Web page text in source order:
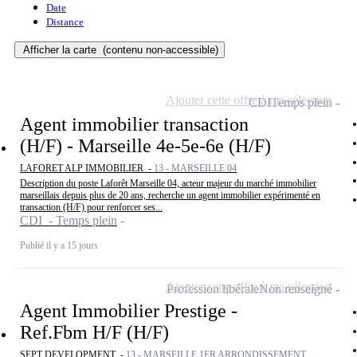
Date
Distance
Afficher la carte (contenu non-accessible)
Agent immobilier transaction
(H/F) - Marseille 4e-5e-6e (H/F)
LAFORET ALP IMMOBILIER - 13 - MARSEILLE 04
Description du poste Laforêt Marseille 04, acteur majeur du marché immobilier
marseillais depuis plus de 20 ans, recherche un agent immobilier expérimenté en
transaction (H/F) pour renforcer ses...
CDI - Temps plein
Publié il y a 15 jours
CDITemps plein
Ajouter cette offre à ma sélection
Agent Immobilier Prestige -
Ref.Fbm H/F (H/F)
SEPT DEVELOPMENT - 13 - MARSEILLE 1ER ARRONDISSEMENT
Profession libéraleNon renseigné
Ajouter cette offre à ma sélection